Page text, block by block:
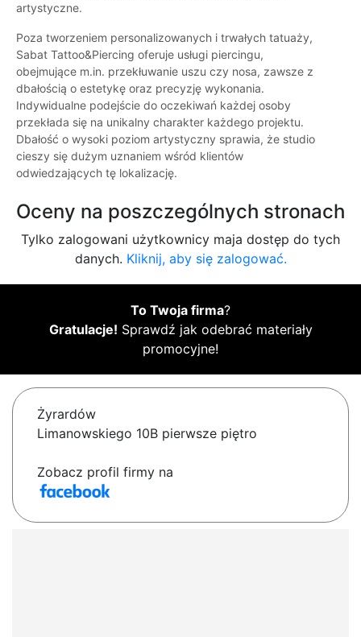
artystyczne.
Poza tworzeniem personalizowanych i trwałych tatuaży,
Sabat Tattoo&Piercing oferuje usługi piercingu,
obejmujące m.in. przekłuwanie uszu czy nosa, zawsze z
dbałością o estetykę oraz precyzję wykonania.
Indywidualne podejście do oczekiwań każdej osoby
przekłada się na unikalny charakter każdego projektu.
Dbałość o wysoki poziom artystyczny sprawia, że studio
cieszy się dużym uznaniem wśród klientów
odwiedzających tę lokalizację.
Oceny na poszczególnych stronach
Tylko zalogowani użytkownicy maja dostęp do tych
danych. Kliknij, aby się zalogować.
To Twoja firma?
Gratulacje! Sprawdź jak odebrać materiały
promocyjne!
Żyrardów
Limanowskiego 10B pierwsze piętro
Zobacz profil firmy na